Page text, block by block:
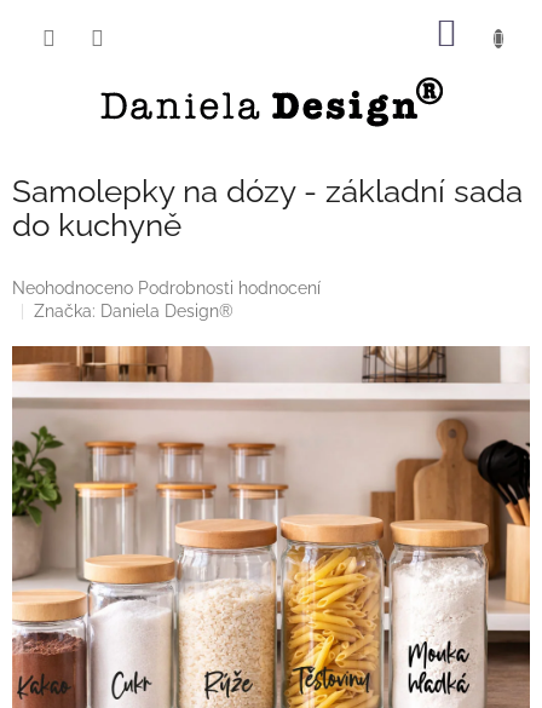
Samolepky na dózy - základní sada
do kuchyně
Průměrné
hodnocení
0,0
z
hvězdiček.
Neohodnoceno Podrobnosti hodnocení
Značka: Daniela Design®